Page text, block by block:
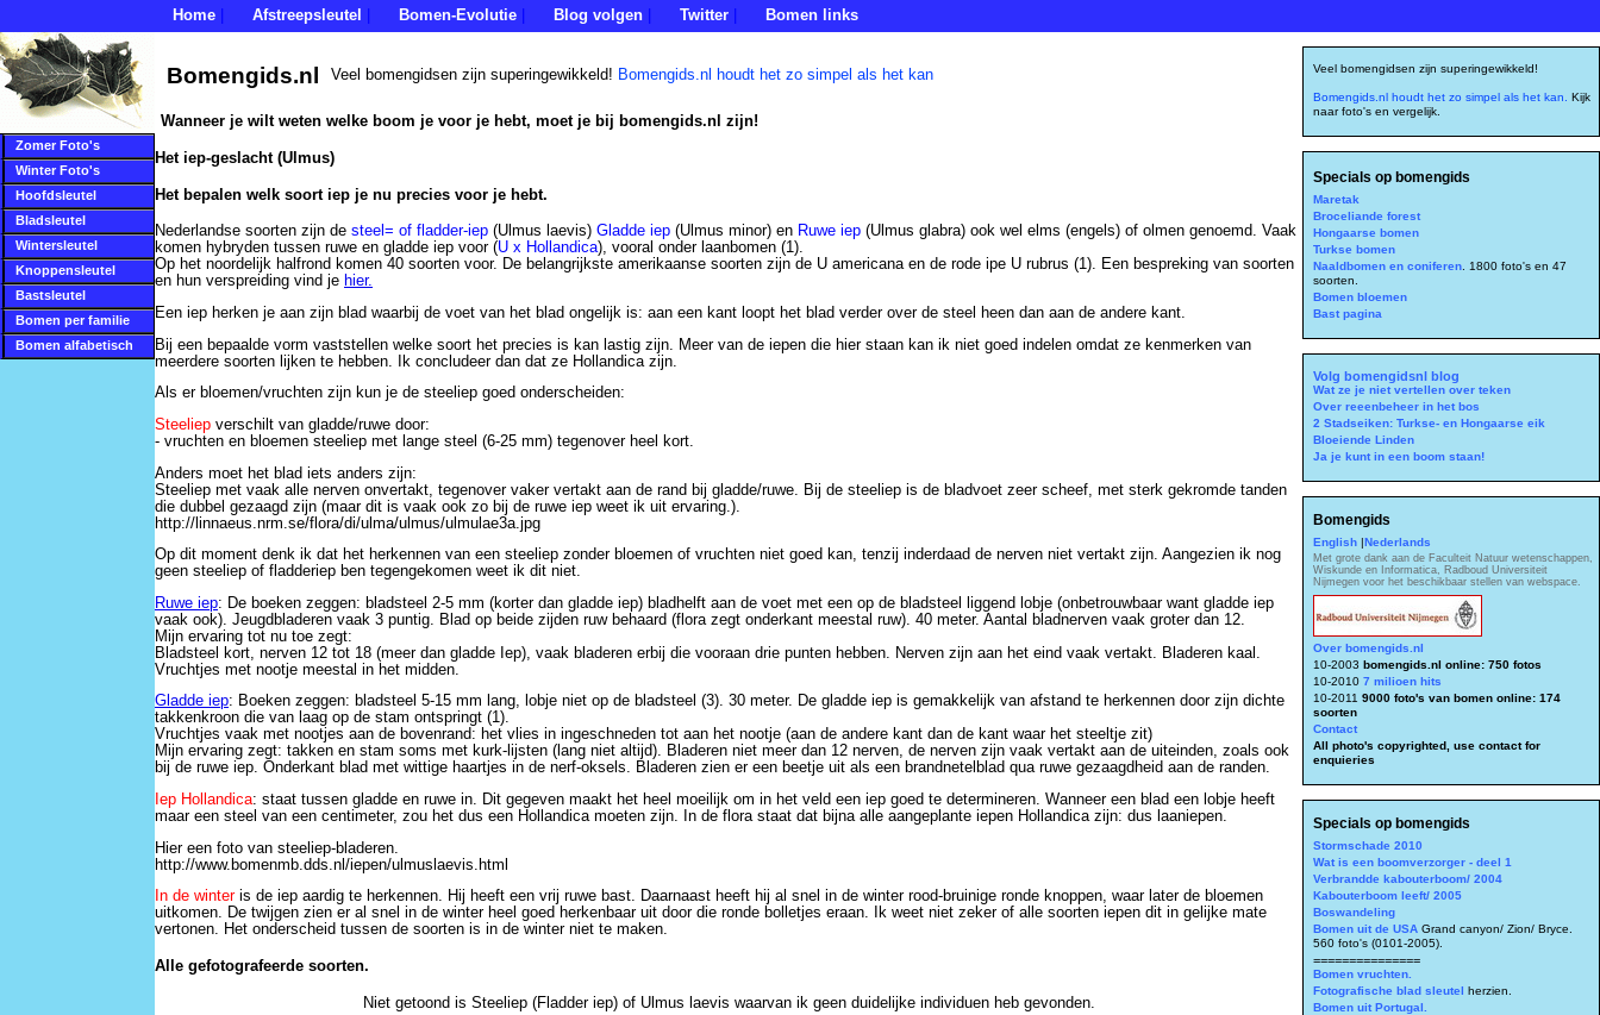
Home Afstreepsleutel Bomen-Evolutie Blog volgen Twitter Bomen links
Zomer Foto's
Winter Foto's
Hoofdsleutel
Bladsleutel
Wintersleutel
Knoppensleutel
Bastsleutel
Bomen per familie
Bomen alfabetisch
Veel bomengidsen zijn superingewikkeld!
Bomengids.nl houdt het zo simpel als het kan.
Kijk
naar foto's en vergelijk.
Specials op bomengids
Maretak
Broceliande forest
Hongaarse bomen
Turkse bomen
Naaldbomen en coniferen . 1800 foto's en 47
soorten.
Bomen bloemen
Bast pagina
Volg bomengidsnl blog
Wat ze je niet vertellen over teken
Over reeenbeheer in het bos
2 Stadseiken: Turkse- en Hongaarse eik
Bloeiende Linden
Ja je kunt in een boom staan!
Bomengids
English |Nederlands
Met grote dank aan de Faculteit Natuur wetenschappen,
Wiskunde en Informatica, Radboud Universiteit
Nijmegen voor het beschikbaar stellen van webspace.
Over bomengids.nl
10-2003 bomengids.nl online: 750 fotos
10-2010 7 milioen hits
10-2011 9000 foto's van bomen online: 174
soorten
Contact
All photo's copyrighted, use contact for
enquieries
Specials op bomengids
Stormschade 2010
Wat is een boomverzorger - deel 1
Verbrandde kabouterboom/ 2004
Kabouterboom leeft/ 2005
Boswandeling
Bomen uit de USA Grand canyon/ Zion/ Bryce.
560 foto's (0101-2005).
===============
Bomen vruchten.
Fotografische blad sleutel herzien.
Bomen uit Portugal.
Bomengids.nl Veel bomengidsen zijn superingewikkeld! Bomengids.nl houdt het zo simpel als het kan
Wanneer je wilt weten welke boom je voor je hebt, moet je bij bomengids.nl zijn!
Het iep-geslacht (Ulmus)
Het bepalen welk soort iep je nu precies voor je hebt.
Nederlandse soorten zijn de steel= of fladder-iep (Ulmus laevis) Gladde iep (Ulmus minor) en Ruwe iep (Ulmus glabra) ook wel elms (engels) of olmen genoemd. Vaak
komen hybryden tussen ruwe en gladde iep voor (U x Hollandica), vooral onder laanbomen (1).
Op het noordelijk halfrond komen 40 soorten voor. De belangrijkste amerikaanse soorten zijn de U americana en de rode ipe U rubrus (1). Een bespreking van soorten
en hun verspreiding vind je hier.
Een iep herken je aan zijn blad waarbij de voet van het blad ongelijk is: aan een kant loopt het blad verder over de steel heen dan aan de andere kant.
Bij een bepaalde vorm vaststellen welke soort het precies is kan lastig zijn. Meer van de iepen die hier staan kan ik niet goed indelen omdat ze kenmerken van
meerdere soorten lijken te hebben. Ik concludeer dan dat ze Hollandica zijn.
Als er bloemen/vruchten zijn kun je de steeliep goed onderscheiden:
Steeliep verschilt van gladde/ruwe door:
- vruchten en bloemen steeliep met lange steel (6-25 mm) tegenover heel kort.
Anders moet het blad iets anders zijn:
Steeliep met vaak alle nerven onvertakt, tegenover vaker vertakt aan de rand bij gladde/ruwe. Bij de steeliep is de bladvoet zeer scheef, met sterk gekromde tanden
die dubbel gezaagd zijn (maar dit is vaak ook zo bij de ruwe iep weet ik uit ervaring.).
http://linnaeus.nrm.se/flora/di/ulma/ulmus/ulmulae3a.jpg
Op dit moment denk ik dat het herkennen van een steeliep zonder bloemen of vruchten niet goed kan, tenzij inderdaad de nerven niet vertakt zijn. Aangezien ik nog
geen steeliep of fladderiep ben tegengekomen weet ik dit niet.
Ruwe iep: De boeken zeggen: bladsteel 2-5 mm (korter dan gladde iep) bladhelft aan de voet met een op de bladsteel liggend lobje (onbetrouwbaar want gladde iep
vaak ook). Jeugdbladeren vaak 3 puntig. Blad op beide zijden ruw behaard (flora zegt onderkant meestal ruw). 40 meter. Aantal bladnerven vaak groter dan 12.
Mijn ervaring tot nu toe zegt:
Bladsteel kort, nerven 12 tot 18 (meer dan gladde Iep), vaak bladeren erbij die vooraan drie punten hebben. Nerven zijn aan het eind vaak vertakt. Bladeren kaal.
Vruchtjes met nootje meestal in het midden.
Gladde iep: Boeken zeggen: bladsteel 5-15 mm lang, lobje niet op de bladsteel (3). 30 meter. De gladde iep is gemakkelijk van afstand te herkennen door zijn dichte
takkenkroon die van laag op de stam ontspringt (1).
Vruchtjes vaak met nootjes aan de bovenrand: het vlies in ingeschneden tot aan het nootje (aan de andere kant dan de kant waar het steeltje zit)
Mijn ervaring zegt: takken en stam soms met kurk-lijsten (lang niet altijd). Bladeren niet meer dan 12 nerven, de nerven zijn vaak vertakt aan de uiteinden, zoals ook
bij de ruwe iep. Onderkant blad met wittige haartjes in de nerf-oksels. Bladeren zien er een beetje uit als een brandnetelblad qua ruwe gezaagdheid aan de randen.
Iep Hollandica: staat tussen gladde en ruwe in. Dit gegeven maakt het heel moeilijk om in het veld een iep goed te determineren. Wanneer een blad een lobje heeft
maar een steel van een centimeter, zou het dus een Hollandica moeten zijn. In de flora staat dat bijna alle aangeplante iepen Hollandica zijn: dus laaniepen.
Hier een foto van steeliep-bladeren.
http://www.bomenmb.dds.nl/iepen/ulmuslaevis.html
In de winteris de iep aardig te herkennen. Hij heeft een vrij ruwe bast. Daarnaast heeft hij al snel in de winter rood-bruinige ronde knoppen, waar later de bloemen
uitkomen. De twijgen zien er al snel in de winter heel goed herkenbaar uit door die ronde bolletjes eraan. Ik weet niet zeker of alle soorten iepen dit in gelijke mate
vertonen. Het onderscheid tussen de soorten is in de winter niet te maken.
Alle gefotografeerde soorten.
Niet getoond is Steeliep (Fladder iep) of Ulmus laevis waarvan ik geen duidelijke individuen heb gevonden.